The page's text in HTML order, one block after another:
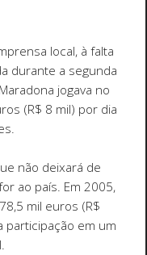
local, à falta
durante a segunda
jogava no
(R$ 8 mil) por dia
não deixará de
ao país. Em 2005,
mil euros (R$
participação em um